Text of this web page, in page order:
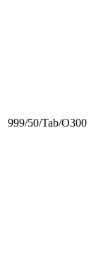
999/50/Tab/O300